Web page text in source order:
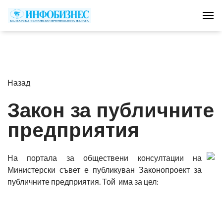
Назад
Закон за публичните
предприятия
На портала за обществени консултации на
Министерски съвет е публикуван Законопроект за
публичните предприятия. Той има за цел: